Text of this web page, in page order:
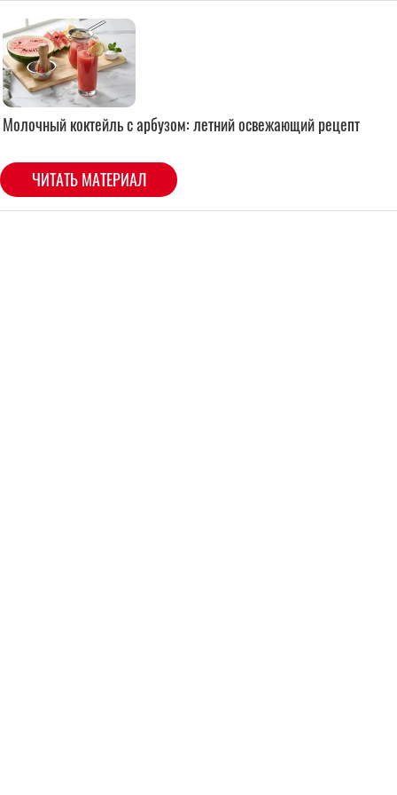
Молочный коктейль с арбузом: летний освежающий рецепт
ЧИТАТЬ МАТЕРИАЛ